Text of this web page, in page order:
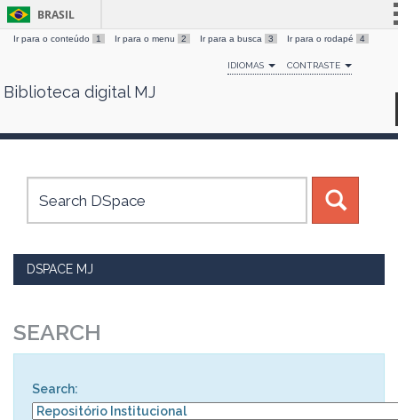
Skip
BRASIL
Simplifique!
Comunica BR
Canais
Ir para o conteúdo 1 Ir para o menu 2 Ir para a busca 3 Ir para o rodapé 4
IDIOMAS CONTRASTE
Biblioteca digital MJ
DSPACE MJ
SEARCH
Search: